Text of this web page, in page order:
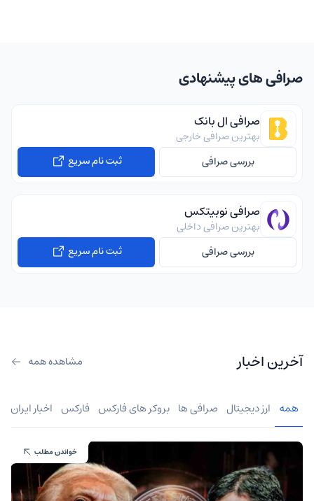
صرافی های پیشنهادی
صرافی ال بانک
بهترین صرافی خارجی
بررسی صرافی
ثبت نام سریع
صرافی نوبیتکس
بهترین صرافی داخلی
بررسی صرافی
ثبت نام سریع
آخرین اخبار مشاهده همه
همه ارز دیجیتال صرافی ها بروکر های فارکس فارکس اخبار ایران
خواندن مطلب